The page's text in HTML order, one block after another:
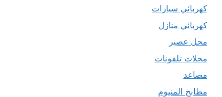
كهربائي سيارات
كهربائي منازل
محل عصير
محلات تلفونات
مصاعد
مطابخ المنيوم